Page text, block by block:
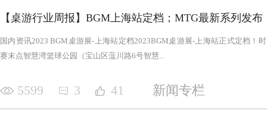
【桌游行业周报】BGM上海站定档；MTG最新系列发布
国内资讯2023 BGM桌游展-上海站定档2023BGM桌游展-上海站正式定档！
赛末点智慧湾篮球公园（宝山区蕰川路6号智慧...
5599 3 41 新闻专栏